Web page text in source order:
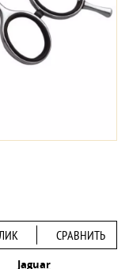
СРАВНИТЬ
Jaguar